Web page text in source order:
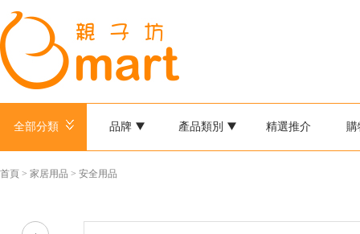
全部分類 品牌 產品類別 精選推介 購
首頁 > 家居用品 > 安全用品